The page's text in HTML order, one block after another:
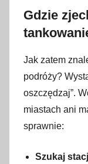
Gdzie
Jak zatem
podróży?
oszczędzaj”.
miastach ani
sprawnie:
Szukaj